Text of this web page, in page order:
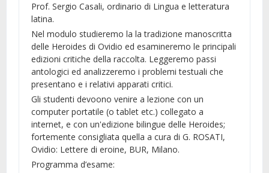
Prof. Sergio Casali, ordinario di Lingua e letteratura
latina.
Nel modulo studieremo la la tradizione manoscritta
delle Heroides di Ovidio ed esamineremo le principali
edizioni critiche della raccolta. Leggeremo passi
antologici ed analizzeremo i problemi testuali che
presentano e i relativi apparati critici.
Gli studenti devoono venire a lezione con un
computer portatile (o tablet etc.) collegato a
internet, e con un'edizione bilingue delle Heroides;
fortemente consigliata quella a cura di G. ROSATI,
Ovidio: Lettere di eroine, BUR, Milano.
Programma d’esame: